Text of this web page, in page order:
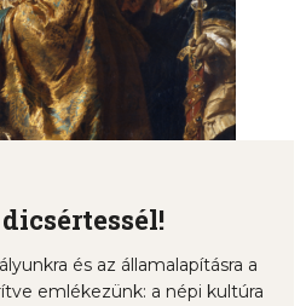
és az államalapításra a
emlékezünk: a népi kultúra